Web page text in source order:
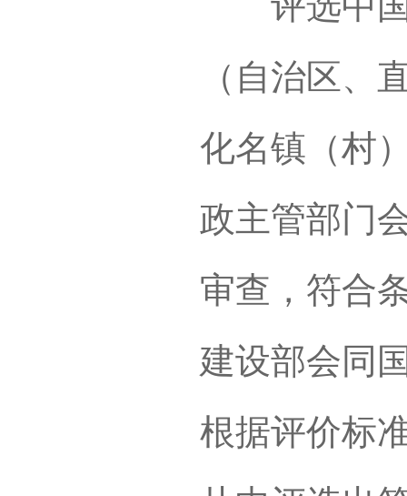
（自治区、
化名镇（村
政主管部门
审查，符合
建设部会同
根据评价标